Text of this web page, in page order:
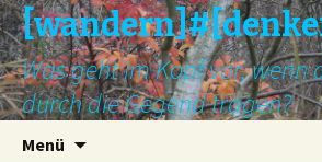
Was geht im Kopf vor, wenn
durch die Gegend tragen?
Menü